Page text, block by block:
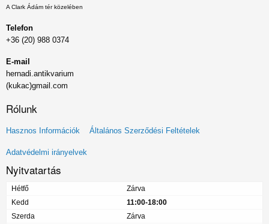
A Clark Ádám tér közelében
Telefon
+36 (20) 988 0374
E-mail
hernadi.antikvarium
(kukac)gmail.com
Rólunk
Lábléc
menü
Hasznos Információk Általános Szerződési Feltételek
Adatvédelmi irányelvek
Nyitvatartás
Hétfő
Zárva
Kedd
11:00-18:00
Szerda
Zárva